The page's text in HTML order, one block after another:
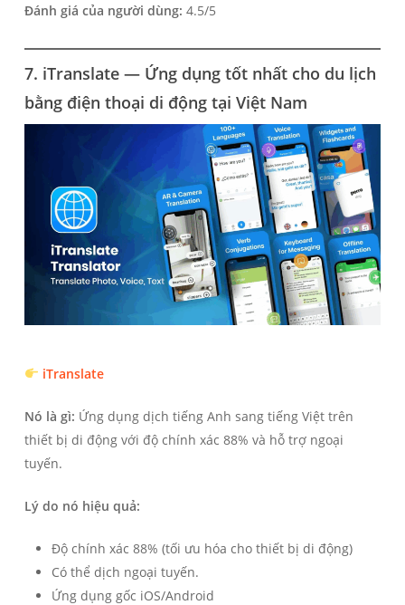
Đánh giá của người dùng: 4.5/5
7. iTranslate — Ứng dụng tốt nhất cho du lịch
bằng điện thoại di động tại Việt Nam
iTranslate
Nó là gì: Ứng dụng dịch tiếng Anh sang tiếng Việt trên
thiết bị di động với độ chính xác 88% và hỗ trợ ngoại
tuyến.
Lý do nó hiệu quả:
Độ chính xác 88% (tối ưu hóa cho thiết bị di động)
Có thể dịch ngoại tuyến.
Ứng dụng gốc iOS/Android